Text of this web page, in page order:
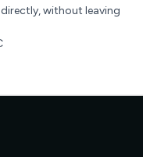
without leaving